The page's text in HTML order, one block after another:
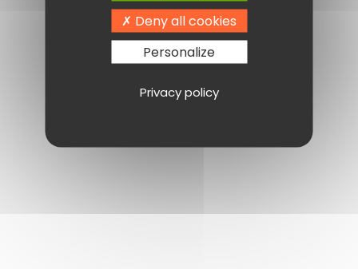
Deny all cookies
Personalize
Privacy policy